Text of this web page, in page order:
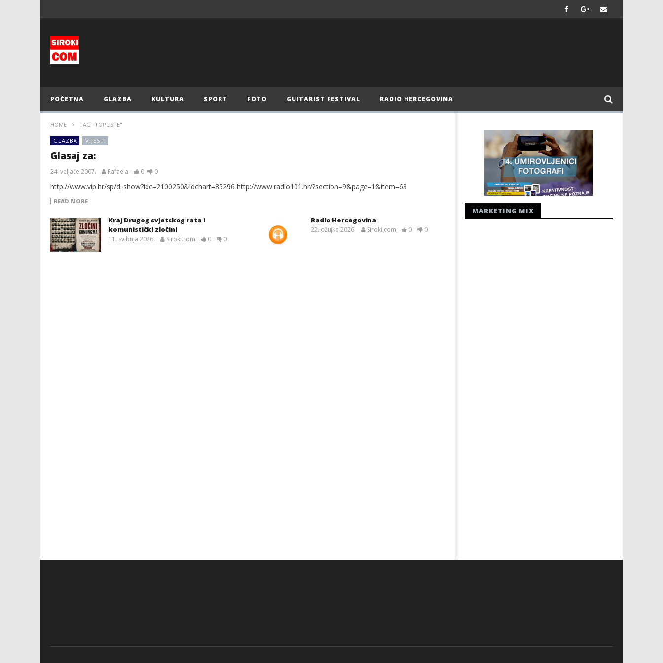
POČETNA GLAZBA KULTURA SPORT FOTO GUITARIST FESTIVAL RADIO HERCEGOVINA
HOME TAG "TOPLISTE"
GLAZBA VIJESTI
Glasaj za:
24. veljače 2007. Rafaela 0 0
http://www.vip.hr/sp/d_show?idc=2100250&idchart=85296 http://www.radio101.hr/?section=9&page=1&item=63
READ MORE
Kraj Drugog svjetskog rata i
komunistički zločini
11. svibnja 2026. Siroki.com 0 0
Radio Hercegovina
22. ožujka 2026. Siroki.com 0 0
MARKETING MIX